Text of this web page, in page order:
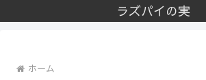
ラズパイの実
ホーム